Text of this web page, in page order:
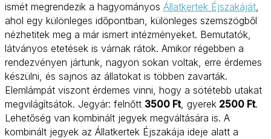
ismét megrendezik a hagyományos Állatkertek Éjszakáját,
ahol egy különleges időpontban, különleges szemszögből
nézhetitek meg a már ismert intézményeket. Bemutatók,
látványos etetések is várnak rátok. Amikor régebben a
rendezvényen jártunk, nagyon sokan voltak, erre érdemes
készülni, és sajnos az állatokat is többen zavarták.
Elemlámpát viszont érdemes vinni, hogy a sötétebb utakat
megvilágítsátok. Jegyár: felnőtt 3500 Ft, gyerek 2500 Ft.
Lehetőség van kombinált jegyek megváltására is. A
kombinált jegyek az Állatkertek Éjszakája ideje alatt a